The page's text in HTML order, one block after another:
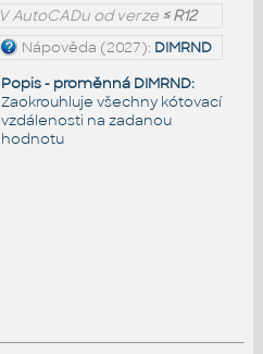
V AutoCADu od verze≤ R12
Nápověda (2027): DIMRND
Popis - proměnná DIMRND:
Zaokrouhluje všechny kótovací
vzdálenosti na zadanou
hodnotu